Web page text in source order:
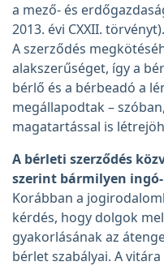
a mező- és
2013. évi CXXII. törvényt).
A szerződés
alakszerűséget, így a
bérlő és a bérbeadó a
megállapodtak –
magatartással is
A bérleti szerződés
szerint bármilyen
Korábban a
kérdés, hogy dolgok
gyakorlásának az
bérlet szabályai. A vitára